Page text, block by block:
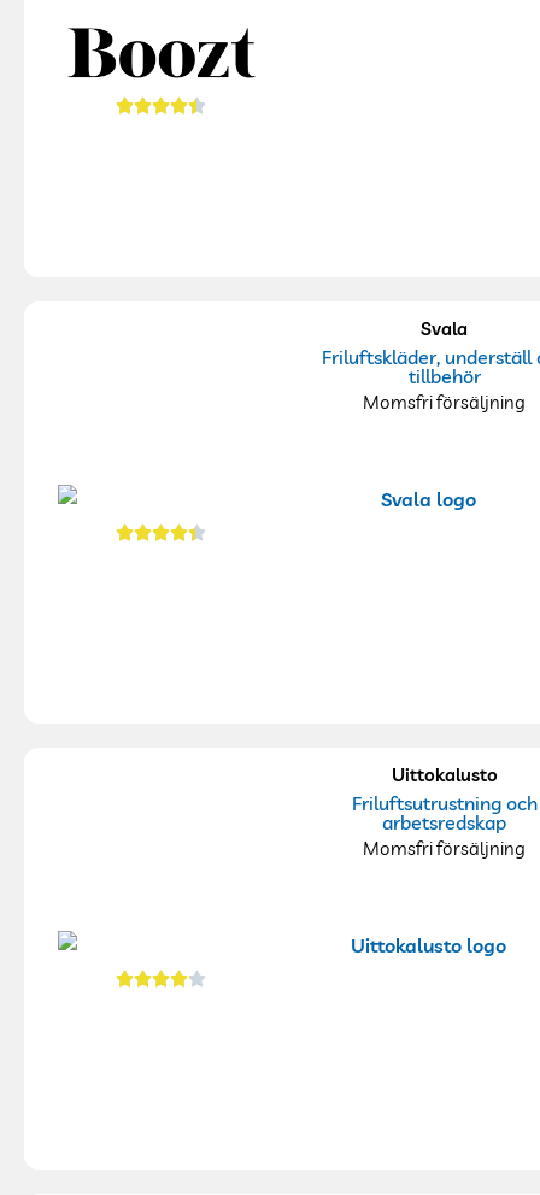
Svala
Friluftskläder, underställ
tillbehör
Momsfri försäljning
Uittokalusto
Friluftsutrustning och
arbetsredskap
Momsfri försäljning